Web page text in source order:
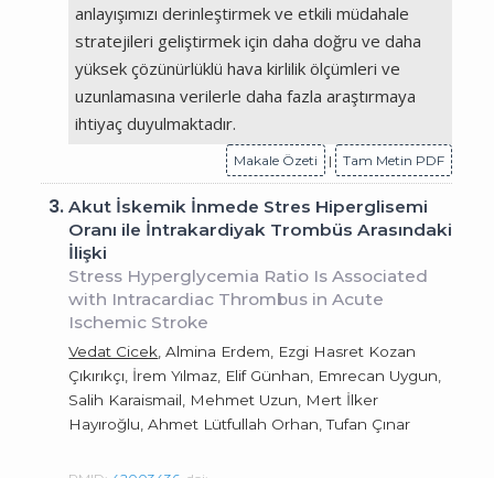
anlayışımızı derinleştirmek ve etkili müdahale
stratejileri geliştirmek için daha doğru ve daha
yüksek çözünürlüklü hava kirlilik ölçümleri ve
uzunlamasına verilerle daha fazla araştırmaya
ihtiyaç duyulmaktadır.
Makale Özeti | Tam Metin PDF
3.Akut İskemik İnmede Stres Hiperglisemi
Oranı ile İntrakardiyak Trombüs Arasındaki
İlişki
Stress Hyperglycemia Ratio Is Associated
with Intracardiac Thrombus in Acute
Ischemic Stroke
Vedat Cicek , Almina Erdem, Ezgi Hasret Kozan
Çıkırıkçı, İrem Yılmaz, Elif Günhan, Emrecan Uygun,
Salih Karaismail, Mehmet Uzun, Mert İlker
Hayıroğlu, Ahmet Lütfullah Orhan, Tufan Çınar